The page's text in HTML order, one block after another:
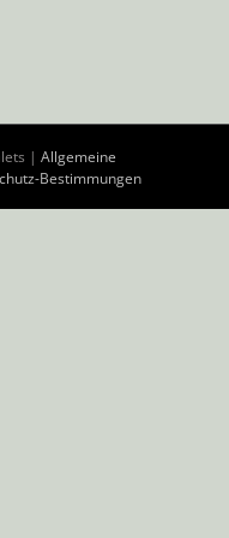
| Allgemeine
Bestimmungen